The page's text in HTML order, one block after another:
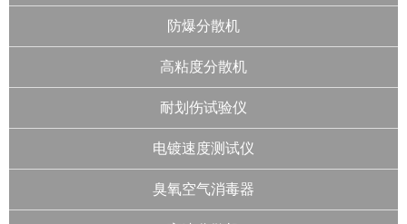
防爆分散机
高粘度分散机
耐划伤试验仪
电镀速度测试仪
臭氧空气消毒器